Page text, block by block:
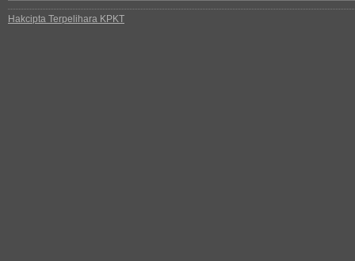
Hakcipta Terpelihara KPKT